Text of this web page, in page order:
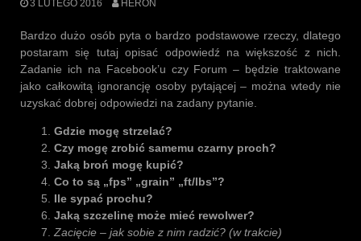
3 LUTEGO 2016 HERON
Bardzo dużo osób pyta o bardzo podstawowe rzeczy, dlatego
postaram się tutaj opisać odpowiedź na większość z nich.
Zadanie ich na Facebook’u czy Forum – będzie traktowane
jako całkowitą ignorancję osoby pytającej – można wtedy nie
uzyskać dobrej odpowiedzi na zadany pytanie.
Gdzie mogę strzelać?
Czy mogę zrobić samemu czarny proch?
Jaką broń mogę kupić?
Co to są „fps” „grain” „ft/lbs”?
Ile sypać prochu?
Jaką szczelinę może mieć rewolwer?
Zacięcie – jak sobie z nim radzić? (w trakcie)